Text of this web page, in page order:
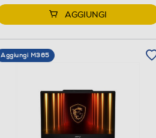
AGGIUNGI
Aggiungi M365